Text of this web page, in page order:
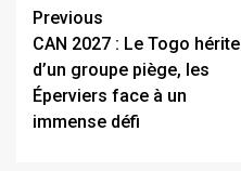
Continue
Reading
Previous
CAN 2027 : Le Togo hérite
d’un groupe piège, les
Éperviers face à un
immense défi